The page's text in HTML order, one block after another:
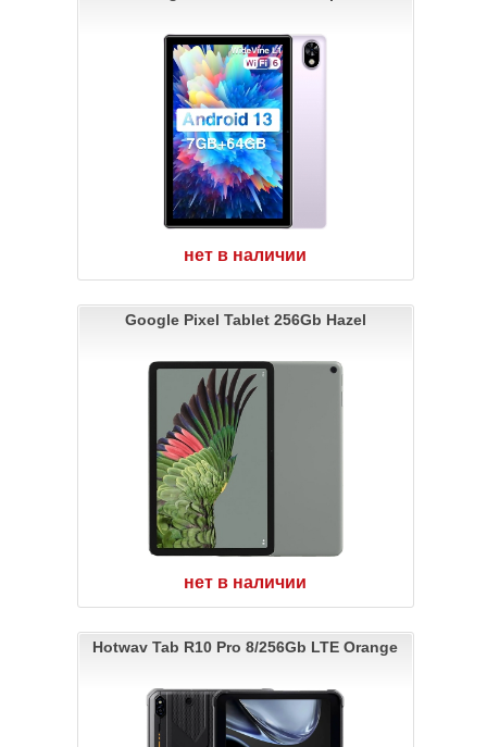
нет в наличии
Google Pixel Tablet 256Gb Hazel
нет в наличии
Hotwav Tab R10 Pro 8/256Gb LTE Orange